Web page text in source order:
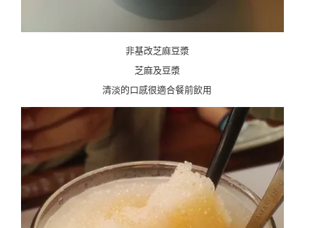
非基改芝麻豆漿
芝麻及豆漿
清淡的口感很適合餐前飲用